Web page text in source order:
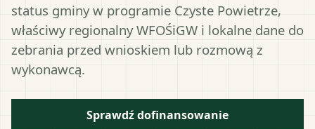
status gminy w programie Czyste Powietrze,
właściwy regionalny WFOŚiGW i lokalne dane do
zebrania przed wnioskiem lub rozmową z
wykonawcą.
Sprawdź dofinansowanie